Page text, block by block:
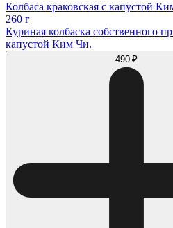
Колбаса краковская с капустой
260 г
Куриная колбаска собственного
капустой Ким Чи.
490 ₽